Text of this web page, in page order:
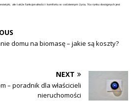
ale także funkcjonalności i komfortu w codziennym życiu. Na rynku dostępnych jest
domu na biomasę – jakie są koszty?
NEXT
– poradnik dla właścicieli
nieruchomości